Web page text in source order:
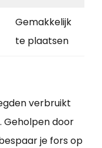
Gemakkelijk
te plaatsen
verbruikt
Geholpen door
je fors op